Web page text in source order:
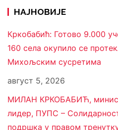
НАЈНОВИЈЕ
Кркобабић: Готово 9.000
160 села окупило се
Михољским сусретима
август 5, 2026
МИЛАН КРКОБАБИЋ,
лидер, ПУПС –
подршка у правом